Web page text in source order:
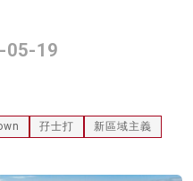
05-19
孖士打
新區域主義